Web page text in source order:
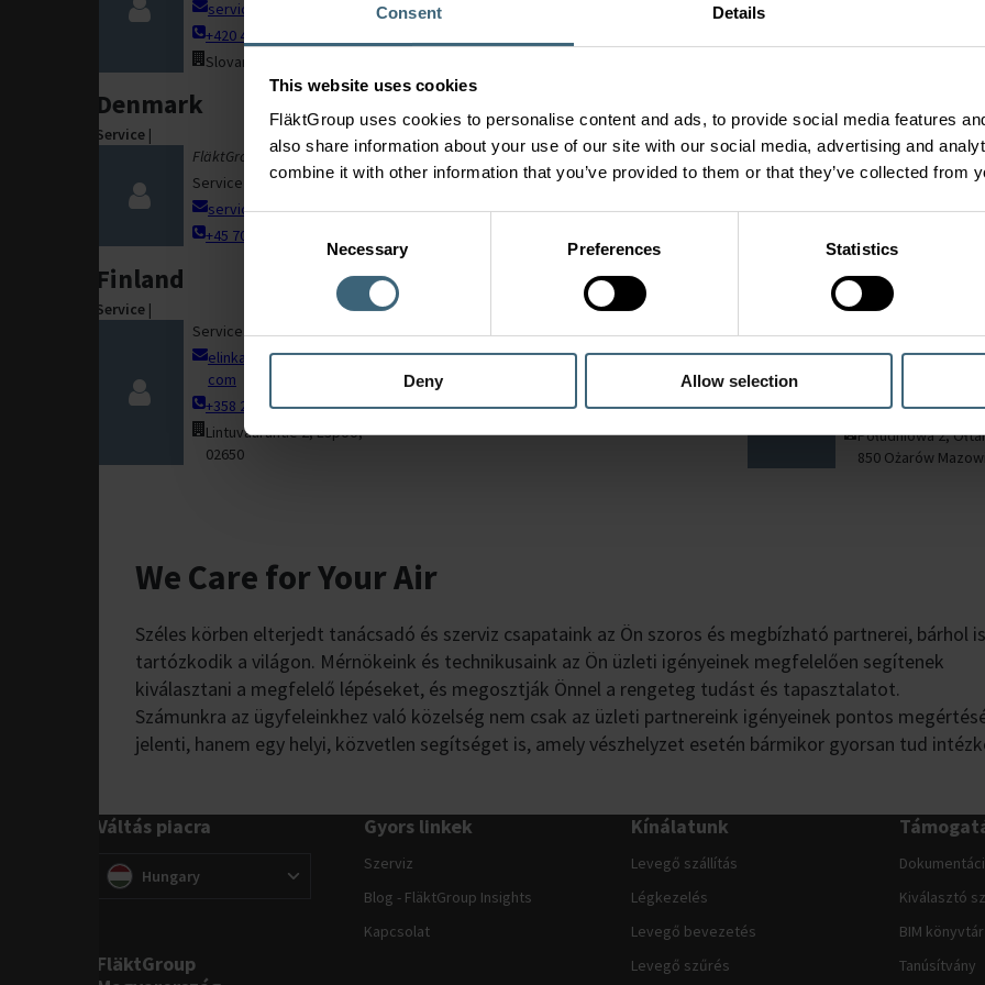
Consent Details
This website uses cookies
FläktGroup uses cookies to personalise content and ads, to provide social media features
also share information about your use of our site with our social media, advertising and
combine it with other information that you’ve provided to them or that they’ve collected from
Necessary Preferences Statistics
Deny Allow selection
service.cz@flaktgroup.com
+420 485 225 948
Slovanská 781, 463 12 Liberec
Denmark
Service |
FläktGroup
Service Denmark
service.dk@flaktgroup.com
+45 7022 2622
Finland
Service |
Service Finland
elinkaaripalvelut@flaktgroup.
com
+358 20 442 3000
Lintuvaarantie 2, Espoo,
02650
Extension-1, Gr. Noida,
Ireland
Service|
FläktGroup Ireland Ltd
Service Ireland
serviceireland@flaktgroup.c
om
+353 14634600
Unit 1 Broomhill Business Park
Unit 1, Tallaght, Dublin 24
Service
+31 (0)10 2350-606
FläktGroup
Laan van Londen
FläktGroup
FläktGroup Poland Sp.
Michał Jankowiak
+48 531 022 003
Południowa 2,
850 Ożarów
We Care for Your Air
Széles körben elterjedt tanácsadó és szerviz csapataink az Ön szoros és megbízható partnerei, bárhol is
tartózkodik a világon. Mérnökeink és technikusaink az Ön üzleti igényeinek megfelelően segítenek
kiválasztani a megfelelő lépéseket, és megosztják Önnel a rengeteg tudást és tapasztalatot.
Számunkra az ügyfeleinkhez való közelség nem csak az üzleti partnereink igényeinek pontos
jelenti, hanem egy helyi, közvetlen segítséget is, amely vészhelyzet esetén bármikor gyorsan tud
Váltás piacra
Váltás piacra
(Hungary)
FläktGroup
Gyors linkek
Szerviz
Blog - FläktGroup Insights
Kapcsolat
Kínálatunk
Levegő szállítás
Légkezelés
Levegő bevezetés
Levegő szűrés
Kiválasztó
BIM könyvtár
Tanúsítvány